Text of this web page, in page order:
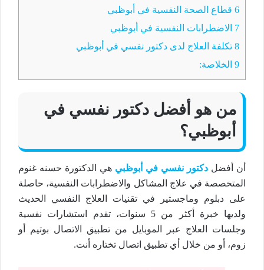
6 قطاع الصحة النفسية في أبوظبي
7 الاضطرابات النفسية في أبوظبي
8 تكلفة العلاج لدى دكتور نفسي في أبوظبي
9 الخلاصة:
من هو أفضل دكتور نفسي في
أبوظبي؟
أن أفضل دكتور نفسي في أبوظبي هي الدكتورة حسنه غنوم
المتخصصة في علاج المشاكل والاضطرابات النفسية، حاصلة
على دبلوم وماجستير في تقنيات العلاج النفسي الحديث
ولديها خبرة أكثر من 5 سنوات، تقدم استشارات نفسية
وجلسات العلاج عبر الموبايل من تطبيق الاتصال بوتيم أو
زوم، أو من خلال أي تطبيق اتصال تختاره أنت.